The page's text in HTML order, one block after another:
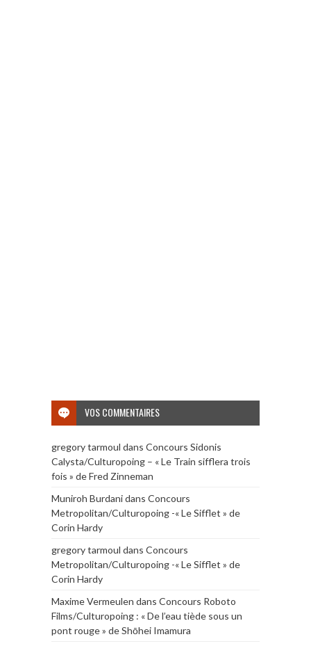
VOS COMMENTAIRES
gregory tarmoul dans Concours Sidonis
Calysta/Culturopoing – « Le Train sifflera trois
fois » de Fred Zinneman
Muniroh Burdanidans Concours
Metropolitan/Culturopoing -« Le Sifflet » de
Corin Hardy
gregory tarmoul dans Concours
Metropolitan/Culturopoing -« Le Sifflet » de
Corin Hardy
Maxime Vermeulen dans Concours Roboto
Films/Culturopoing : « De l’eau tiède sous un
pont rouge » de Shōhei Imamura